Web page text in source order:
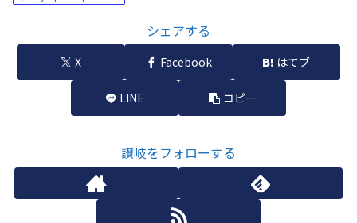
シェアする
X Facebook はてブ
LINE コピー
讃岐をフォローする